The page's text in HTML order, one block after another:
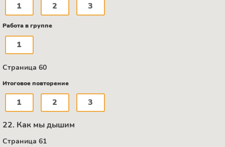
1 2 3
Работа в группе
1
Страница 60
Итоговое повторение
1 2 3
22. Как мы дышим
Страница 61